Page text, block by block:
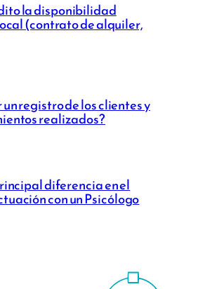
la disponibilidad
(contrato de alquiler,
registro de los clientes y
realizados?
diferencia en el
con un Psicólogo